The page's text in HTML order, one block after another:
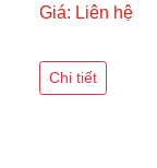
Giá: Liên hệ
Chi tiết